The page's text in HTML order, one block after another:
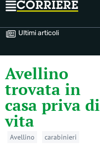
Ultimi articoli
Avellino
trovata in
casa priva di
vita
Avellino
carabinieri